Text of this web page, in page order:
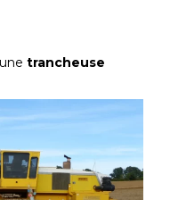
trancheuse